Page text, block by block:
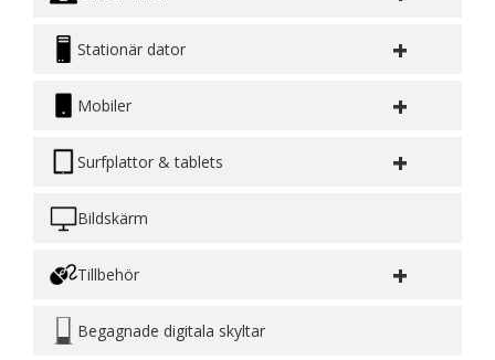
Stationär dator +
Mobiler +
Surfplattor & tablets +
Bildskärm
Tillbehör +
Begagnade digitala skyltar